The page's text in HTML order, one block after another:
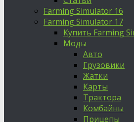
Farming Simulator 16
Farming Simulator 17
Купить Farming
Моды
Авто
Грузовики
Жатки
Карты
Трактора
Комбайны
Прицепы